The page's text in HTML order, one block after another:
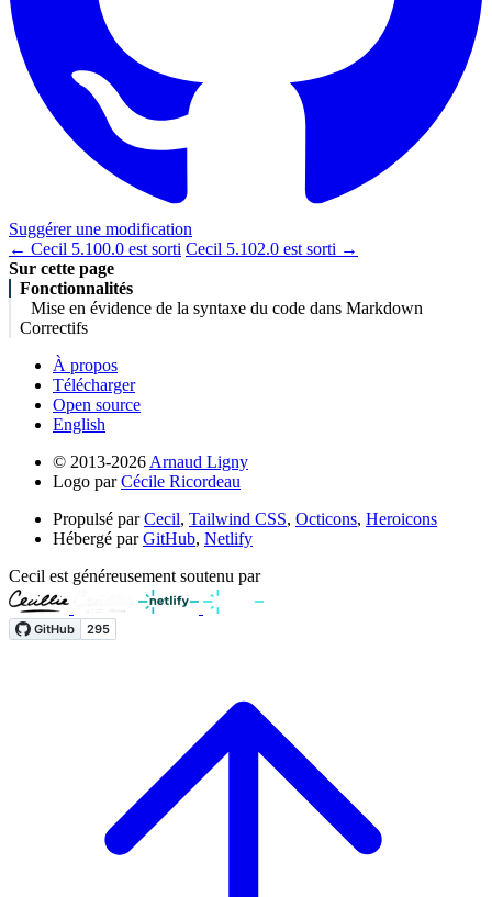
Suggérer une modification
← Cecil 5.100.0 est sorti Cecil 5.102.0 est sorti →
Sur cette page
Fonctionnalités
Mise en évidence de la syntaxe du code dans Markdown
Correctifs
À propos
Télécharger
Open source
English
© 2013-2026 Arnaud Ligny
Logo parCécile Ricordeau
Propulsé parCecil, Tailwind CSS, Octicons, Heroicons
Hébergé parGitHub, Netlify
Cecil est généreusement soutenu par